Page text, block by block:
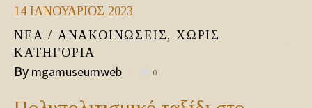
14 ΙΑΝΟΥΆΡΙΟΣ 2023
ΝΈΑ / ΑΝΑΚΟΙΝΏΣΕΙΣ,ΧΩΡΊΣ
ΚΑΤΗΓΟΡΊΑ
By mgamuseumweb 0